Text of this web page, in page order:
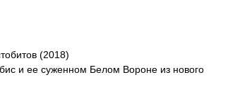
(2018)
и ее суженном Белом Вороне из нового